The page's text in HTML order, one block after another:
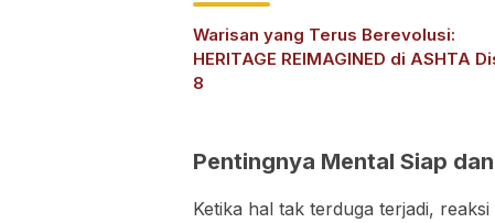
Warisan yang Terus Berevolusi:
HERITAGE REIMAGINED di ASHTA
8
Pentingnya Mental Siap
Ketika hal tak terduga terjadi,